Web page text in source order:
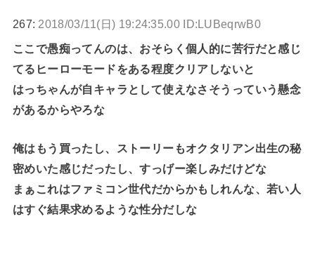
267: 2018/03/11(日) 19:24:35.00 ID:LUBeqrwB0
ここで愚痴ってんのは、おそらく個人的に苦行だと感じ
てるヒーローモードをある程度クリアしないと
はっちゃんが自キャラとして使えなさそうっていう懸念
があるからやろな
俺はもう買ったし、ストーリーもオクタリアン出生の秘
密めいた感じだったし、すっげー楽しみだけどな
まぁこれはファミコン世代だからかもしれんな、若い人
はすぐ結果求めるような性分だしな